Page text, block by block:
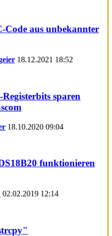
Code aus unbekannter
18.12.2021 18:52
sparen
18.10.2020 09:04
funktionieren
02.02.2019 12:14